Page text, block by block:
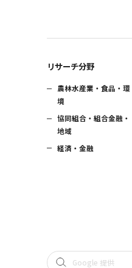
リサーチ分野
農林水産業・食品・環
境
協同組合・組合金融・
地域
経済・金融